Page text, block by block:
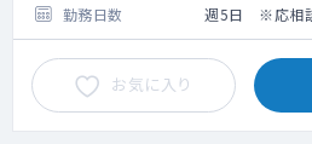
勤務日数 週5日 ※応相
お気に入り